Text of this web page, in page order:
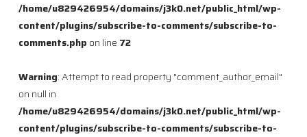
/home/u829426954/domains/j3k0.net/public_html/wp-
content/plugins/subscribe-to-comments/subscribe-to-
comments.php on line 72
Warning: Attempt to read property "comment_author_email"
on null in
/home/u829426954/domains/j3k0.net/public_html/wp-
content/plugins/subscribe-to-comments/subscribe-to-